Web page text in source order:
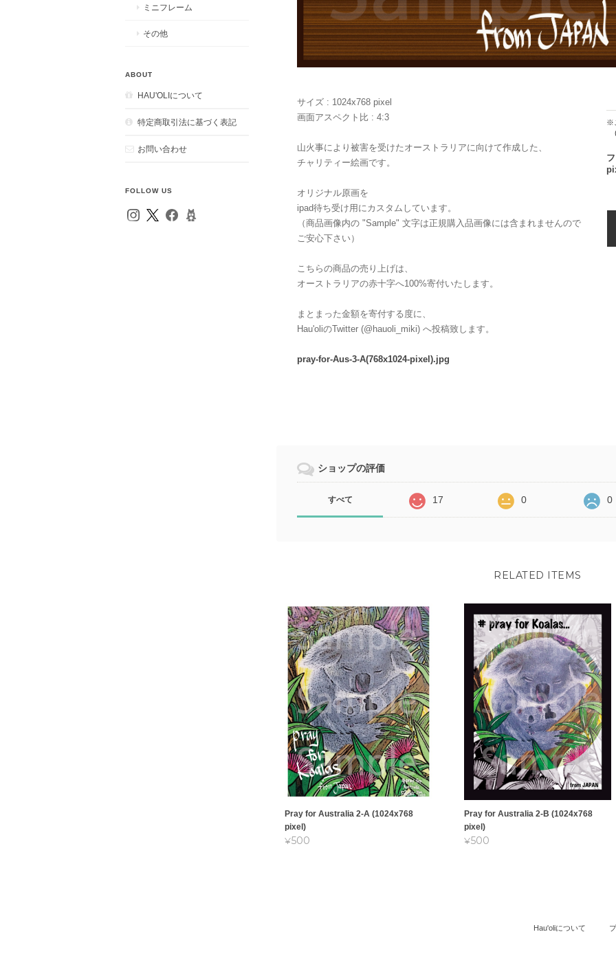
サイズ : 1024x768 pixel
画面アスペクト比 : 4:3
山火事により被害を受けたオーストラリアに向けて作成した、
チャリティー絵画です。
オリジナル原画を
ipad待ち受け用にカスタムしています。
（商品画像内の "Sample" 文字は正規購入品画像には含まれませんので
ご安心下さい）
こちらの商品の売り上げは、
オーストラリアの赤十字へ100%寄付いたします。
まとまった金額を寄付する度に、
Hau'oliのTwitter (@hauoli_miki) へ投稿致します。
pray-for-Aus-3-A(768x1024-pixel).jpg
※こちらの商品はダウ
ショップの評価
すべて 17 0 0
RELATED ITEMS
Pray for Australia 2-A (1024x768
pixel)
¥500
Pray for Australia 2-B (1024x768
pixel)
¥500
ミニフレーム
その他
ABOUT
HAU'OLIについて
特定商取引法に基づく表記
お問い合わせ
FOLLOW US
Hau'oliについて